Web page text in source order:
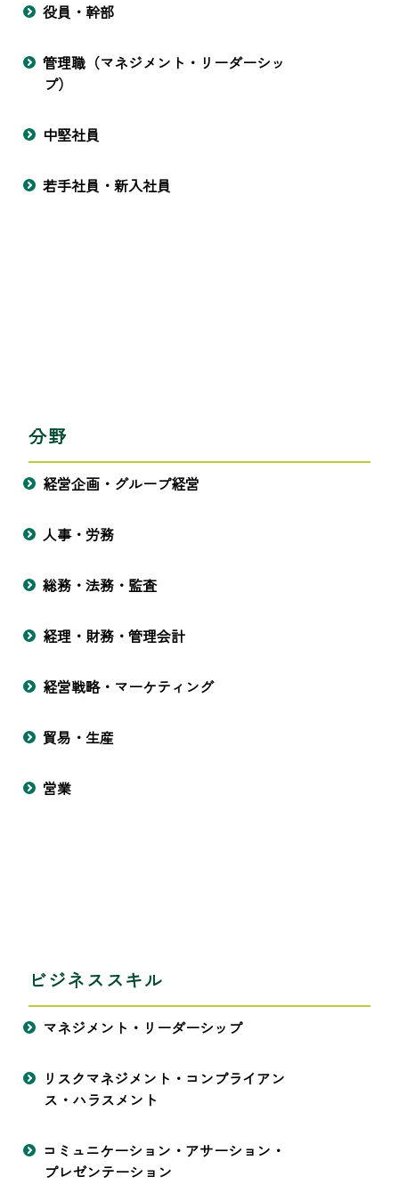
役員・幹部
管理職（マネジメント・リーダーシッ
プ）
中堅社員
若手社員・新入社員
分野
経営企画・グループ経営
人事・労務
総務・法務・監査
経理・財務・管理会計
経営戦略・マーケティング
貿易・生産
営業
ビジネススキル
マネジメント・リーダーシップ
リスクマネジメント・コンプライアン
ス・ハラスメント
コミュニケーション・アサーション・
プレゼンテーション